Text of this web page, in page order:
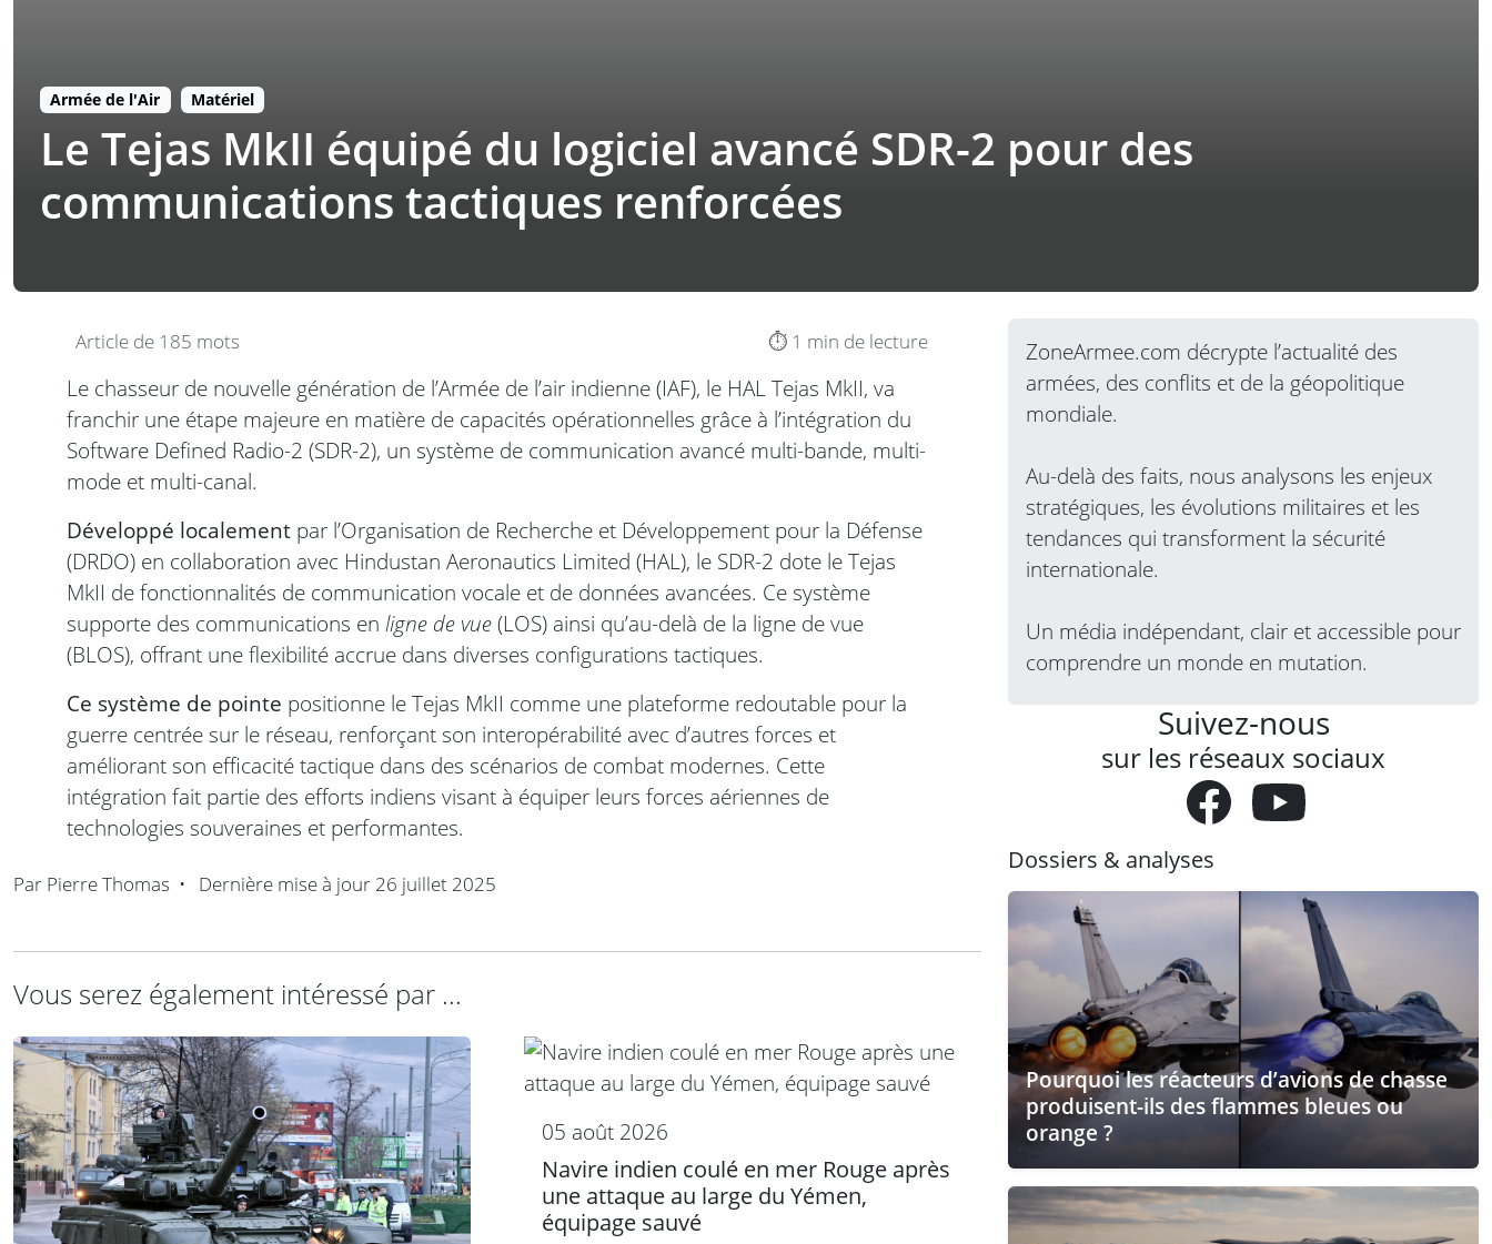
Armée de l'Air Matériel
Le Tejas MkII équipé du logiciel avancé SDR-2 pour des
communications tactiques renforcées
Article de 185 mots ⏱️ 1 min de lecture
Le chasseur de nouvelle génération de l’Armée de l’air indienne (IAF), le HAL Tejas MkII, va
franchir une étape majeure en matière de capacités opérationnelles grâce à l’intégration du
Software Defined Radio-2 (SDR-2), un système de communication avancé multi-bande, multi-
mode et multi-canal.
Développé localement par l’Organisation de Recherche et Développement pour la Défense
(DRDO) en collaboration avec Hindustan Aeronautics Limited (HAL), le SDR-2 dote le Tejas
MkII de fonctionnalités de communication vocale et de données avancées. Ce système
supporte des communications en ligne de vue(LOS) ainsi qu’au-delà de la ligne de vue
(BLOS), offrant une flexibilité accrue dans diverses configurations tactiques.
Ce système de pointe positionne le Tejas MkII comme une plateforme redoutable pour la
guerre centrée sur le réseau, renforçant son interopérabilité avec d’autres forces et
améliorant son efficacité tactique dans des scénarios de combat modernes. Cette
intégration fait partie des efforts indiens visant à équiper leurs forces aériennes de
technologies souveraines et performantes.
Par Pierre Thomas • Dernière mise à jour 26 juillet 2025
Vous serez également intéressé par ...
05 août 2026
Navire indien coulé en mer Rouge après
une attaque au large du Yémen,
équipage sauvé
ZoneArmee.com décrypte l’actualité des
armées, des conflits et de la géopolitique
mondiale.
Au-delà des faits, nous analysons les enjeux
stratégiques, les évolutions militaires et les
tendances qui transforment la sécurité
internationale.
Un média indépendant, clair et accessible pour
comprendre un monde en mutation.
Suivez-nous
sur les réseaux sociaux
Dossiers & analyses
Pourquoi les réacteurs d’avions de chasse
produisent-ils des flammes bleues ou
orange ?